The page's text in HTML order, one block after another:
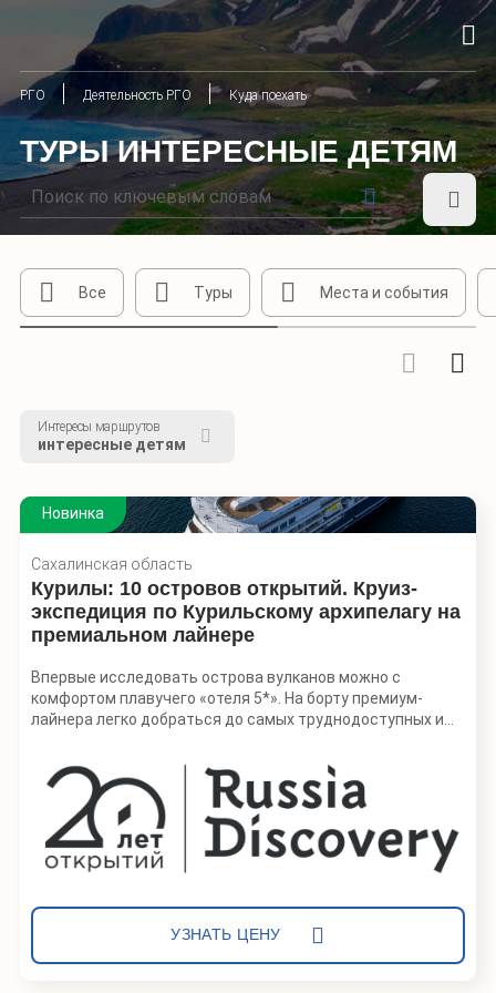
РГО Деятельность РГО Куда поехать
ТУРЫ ИНТЕРЕСНЫЕ ДЕТЯМ
Все Туры Места и события
Интересы маршрутов
интересные детям
Новинка
Сахалинская область
Курилы: 10 островов открытий. Круиз-
экспедиция по Курильскому архипелагу на
премиальном лайнере
Впервые исследовать острова вулканов можно с
комфортом плавучего «отеля 5*». На борту премиум-
лайнера легко добраться до самых труднодоступных и
локации. Это путешествие — возможность совместить
комфорт и погружение в дикую природу: участников ждут
трекинги и восхождения, каякинг и сапбординг, купание в
термальных источниках и рыбалка.
Маршрут открывает возможность исследовать
путешествие участники посетят сразу Северные,
Средние и Южные Курилы, увидят знаменитые вулканы и
УЗНАТЬ ЦЕНУ